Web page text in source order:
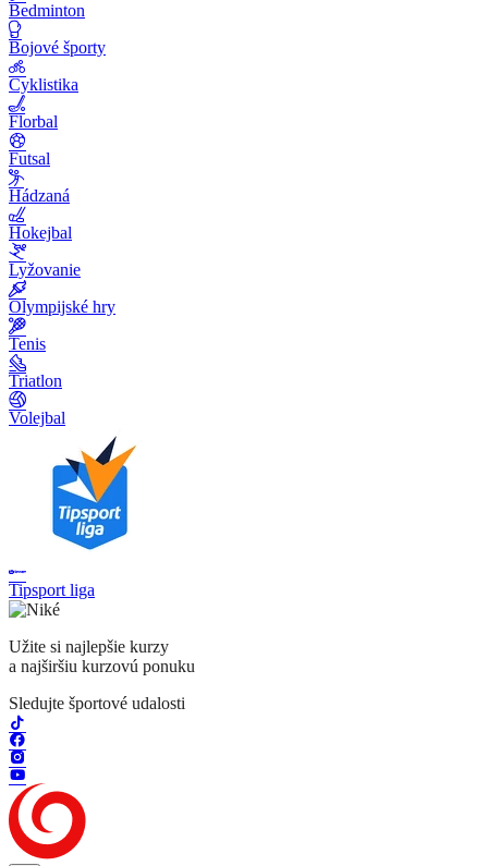
Bedminton
Bojové športy
Cyklistika
Florbal
Futsal
Hádzaná
Hokejbal
Lyžovanie
Olympijské hry
Tenis
Triatlon
Volejbal
Tipsport liga
Užite si najlepšie kurzy
a najširšiu kurzovú ponuku
Sledujte športové udalosti